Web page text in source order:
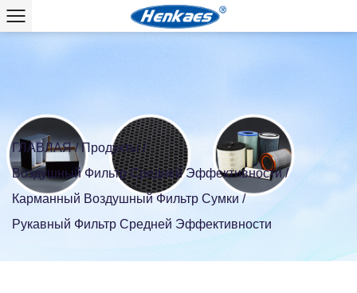
ГЛАВЛАЯ/Продукты/
Воздушный Фильтр Средней Эффективности/
Карманный Воздушный Фильтр Сумки/
Рукавный Фильтр Средней Эффективности